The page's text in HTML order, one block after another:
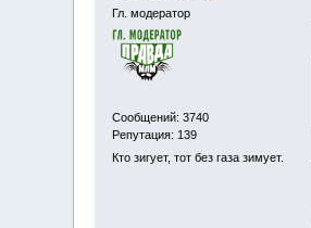
Гл. модератор
Сообщений: 3740
Репутация: 139
Кто зигует, тот без газа зимует.